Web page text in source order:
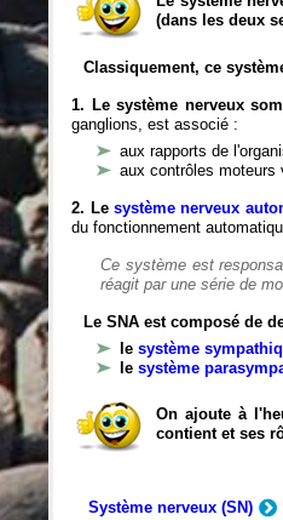
(dans les deux
Classiquement, ce
1. Le système nerveux
ganglions, est associé :
aux rapports de
aux contrôles moteurs
2. Le système nerveux
du fonctionnement
Ce système est
réagit par une série de
Le SNA est composé de
lesystème
lesystème
On ajoute à
contient et ses
Système nerveux (SN)